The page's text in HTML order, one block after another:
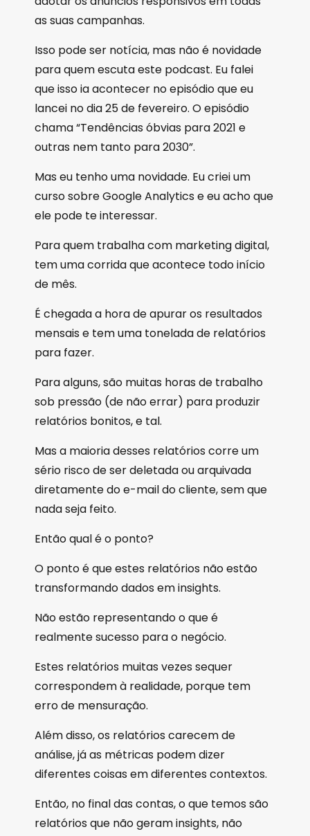
as suas campanhas.
Isso pode ser notícia, mas não é novidade
para quem escuta este podcast. Eu falei
que isso ia acontecer no episódio que eu
lancei no dia 25 de fevereiro. O episódio
chama “Tendências óbvias para 2021 e
outras nem tanto para 2030”.
Mas eu tenho uma novidade. Eu criei um
curso sobre Google Analytics e eu acho que
ele pode te interessar.
Para quem trabalha com marketing digital,
tem uma corrida que acontece todo início
de mês.
É chegada a hora de apurar os resultados
mensais e tem uma tonelada de relatórios
para fazer.
Para alguns, são muitas horas de trabalho
sob pressão (de não errar) para produzir
relatórios bonitos, e tal.
Mas a maioria desses relatórios corre um
sério risco de ser deletada ou arquivada
diretamente do e-mail do cliente, sem que
nada seja feito.
Então qual é o ponto?
O ponto é que estes relatórios não estão
transformando dados em insights.
Não estão representando o que é
realmente sucesso para o negócio.
Estes relatórios muitas vezes sequer
correspondem à realidade, porque tem
erro de mensuração.
Além disso, os relatórios carecem de
análise, já as métricas podem dizer
diferentes coisas em diferentes contextos.
Então, no final das contas, o que temos são
relatórios que não geram insights, não